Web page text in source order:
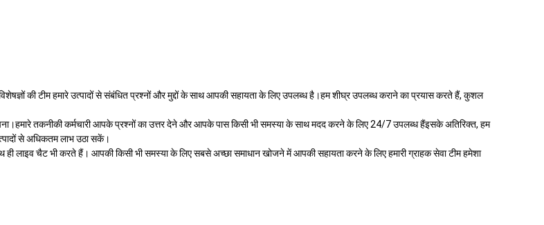
की टीम हमारे उत्पादों से संबंधित प्रश्नों और मुद्दों के साथ आपकी सहायता के लिए उपलब्ध है।हम शीघ्र उपलब्ध कराने का प्रयास करते हैं, कुशल
तकनीकी कर्मचारी आपके प्रश्नों का उत्तर देने और आपके पास किसी भी समस्या के साथ मदद करने के लिए 24/7 उपलब्ध हैंइसके अतिरिक्त, हम
से अधिकतम लाभ उठा सकें।
लाइव चैट भी करते हैं। आपकी किसी भी समस्या के लिए सबसे अच्छा समाधान खोजने में आपकी सहायता करने के लिए हमारी ग्राहक सेवा टीम हमेशा